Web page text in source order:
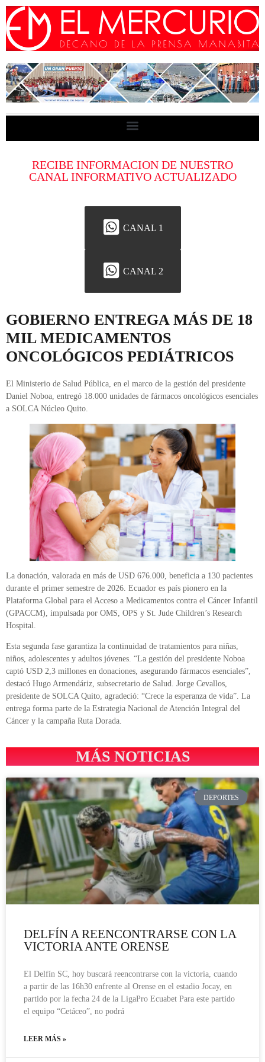
RECIBE INFORMACION DE NUESTRO
CANAL INFORMATIVO ACTUALIZADO
CANAL 1
CANAL 2
GOBIERNO ENTREGA MÁS DE 18
MIL MEDICAMENTOS
ONCOLÓGICOS PEDIÁTRICOS
El Ministerio de Salud Pública, en el marco de la gestión del presidente
Daniel Noboa, entregó 18.000 unidades de fármacos oncológicos esenciales
a SOLCA Núcleo Quito.
La donación, valorada en más de USD 676.000, beneficia a 130 pacientes
durante el primer semestre de 2026. Ecuador es país pionero en la
Plataforma Global para el Acceso a Medicamentos contra el Cáncer Infantil
(GPACCM), impulsada por OMS, OPS y St. Jude Children’s Research
Hospital.
Esta segunda fase garantiza la continuidad de tratamientos para niñas,
niños, adolescentes y adultos jóvenes. “La gestión del presidente Noboa
captó USD 2,3 millones en donaciones, asegurando fármacos esenciales”,
destacó Hugo Armendáriz, subsecretario de Salud. Jorge Cevallos,
presidente de SOLCA Quito, agradeció: “Crece la esperanza de vida”. La
entrega forma parte de la Estrategia Nacional de Atención Integral del
Cáncer y la campaña Ruta Dorada.
MÁS NOTICIAS
DEPORTES
DELFÍN A REENCONTRARSE CON LA
VICTORIA ANTE ORENSE
El Delfín SC, hoy buscará reencontrarse con la victoria, cuando
a partir de las 16h30 enfrente al Orense en el estadio Jocay, en
partido por la fecha 24 de la LigaPro Ecuabet Para este partido
el equipo “Cetáceo”, no podrá
LEER MÁS »